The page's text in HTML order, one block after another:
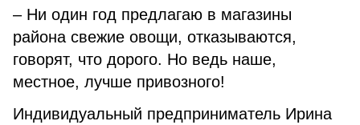
– Ни один год предлагаю в магазины
района свежие овощи, отказываются,
говорят, что дорого. Но ведь наше,
местное, лучше привозного!
Индивидуальный предприниматель Ирина